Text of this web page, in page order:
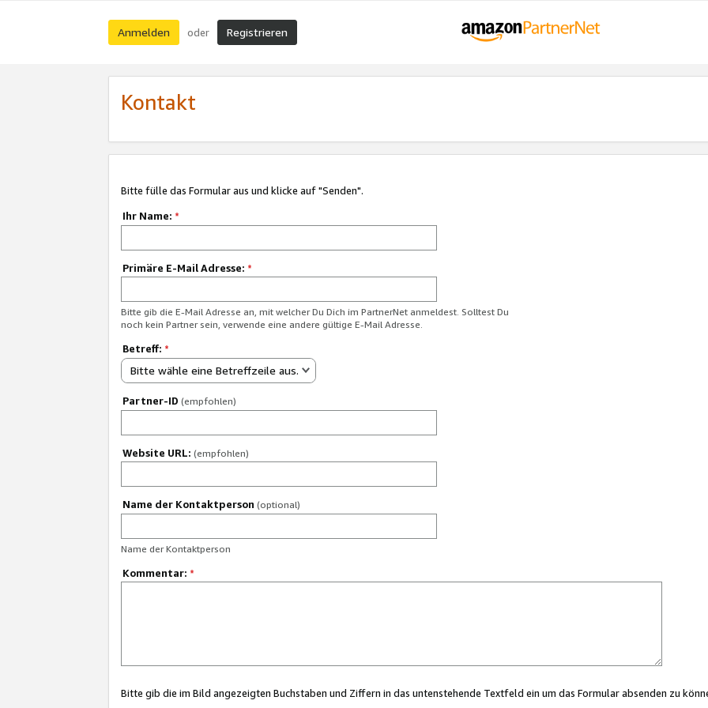
Anmelden oder Registrieren
Kontakt
Bitte fülle das Formular aus und klicke auf "Senden".
Ihr Name: *
Primäre E-Mail Adresse: *
Bitte gib die E-Mail Adresse an, mit welcher Du Dich im PartnerNet anmeldest. Solltest Du
noch kein Partner sein, verwende eine andere gültige E-Mail Adresse.
Betreff: *
Bitte wähle eine Betreffzeile aus.
Partner-ID (empfohlen)
Website URL: (empfohlen)
Name der Kontaktperson (optional)
Name der Kontaktperson
Kommentar: *
Bitte gib die im Bild angezeigten Buchstaben und Ziffern in das untenstehende Textfeld ein um das Formular absenden zu